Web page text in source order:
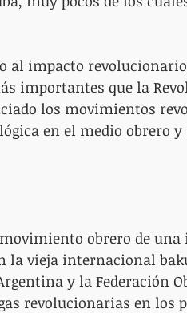
al impacto
importantes que la
los movimientos
en el medio obrero y
obrero de
la vieja internacional
y la Federación
revolucionarias en los